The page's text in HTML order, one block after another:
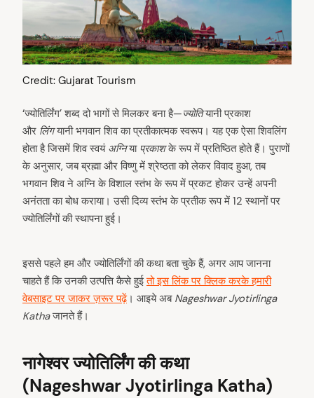
Credit: Gujarat Tourism
‘ज्योतिर्लिंग’ शब्द दो भागों से मिलकर बना है—ज्योतियानी प्रकाश
और लिंगयानी भगवान शिव का प्रतीकात्मक स्वरूप। यह एक ऐसा शिवलिंग
होता है जिसमें शिव स्वयं अग्निया प्रकाशके रूप में प्रतिष्ठित होते हैं। पुराणों
के अनुसार, जब ब्रह्मा और विष्णु में श्रेष्ठता को लेकर विवाद हुआ, तब
भगवान शिव ने अग्नि के विशाल स्तंभ के रूप में प्रकट होकर उन्हें अपनी
अनंतता का बोध कराया। उसी दिव्य स्तंभ के प्रतीक रूप में 12 स्थानों पर
ज्योतिर्लिंगों की स्थापना हुई।
इससे पहले हम और ज्योतिर्लिंगों की कथा बता चुके हैं, अगर आप जानना
चाहते हैं कि उनकी उत्पत्ति कैसे हुईतो इस लिंक पर क्लिक करके हमारी
वेबसाइट पर जाकर ज़रूर पढ़ें। आइये अब Nageshwar Jyotirlinga
Kathaजानते हैं।
नागेश्वर ज्योतिर्लिंग की कथा
(Nageshwar Jyotirlinga Katha)